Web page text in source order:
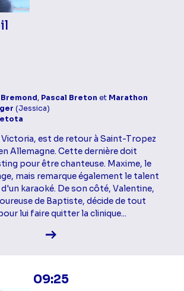
, Pascal Breton et Marathon
(Jessica)
est de retour à Saint-Tropez
Allemagne. Cette dernière doit
pour être chanteuse. Maxime, le
mais remarque également le talent
karaoké. De son côté, Valentine,
de Baptiste, décide de tout
lui faire quitter la clinique...
Voir la fiche diffusion
09:25